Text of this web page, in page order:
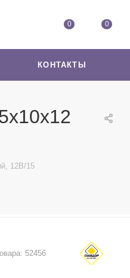
0 0
КОНТАКТЫ
12В/15
52456